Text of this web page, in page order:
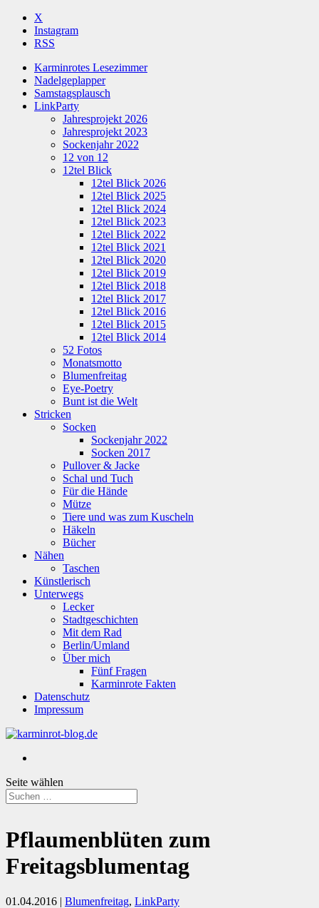
X
Instagram
RSS
Karminrotes Lesezimmer
Nadelgeplapper
Samstagsplausch
LinkParty
Jahresprojekt 2026
Jahresprojekt 2023
Sockenjahr 2022
12 von 12
12tel Blick
12tel Blick 2026
12tel Blick 2025
12tel Blick 2024
12tel Blick 2023
12tel Blick 2022
12tel Blick 2021
12tel Blick 2020
12tel Blick 2019
12tel Blick 2018
12tel Blick 2017
12tel Blick 2016
12tel Blick 2015
12tel Blick 2014
52 Fotos
Monatsmotto
Blumenfreitag
Eye-Poetry
Bunt ist die Welt
Stricken
Socken
Sockenjahr 2022
Socken 2017
Pullover & Jacke
Schal und Tuch
Für die Hände
Mütze
Tiere und was zum Kuscheln
Häkeln
Bücher
Nähen
Taschen
Künstlerisch
Unterwegs
Lecker
Stadtgeschichten
Mit dem Rad
Berlin/Umland
Über mich
Fünf Fragen
Karminrote Fakten
Datenschutz
Impressum
Seite wählen
Pflaumenblüten zum
Freitagsblumentag
01.04.2016 | Blumenfreitag, LinkParty